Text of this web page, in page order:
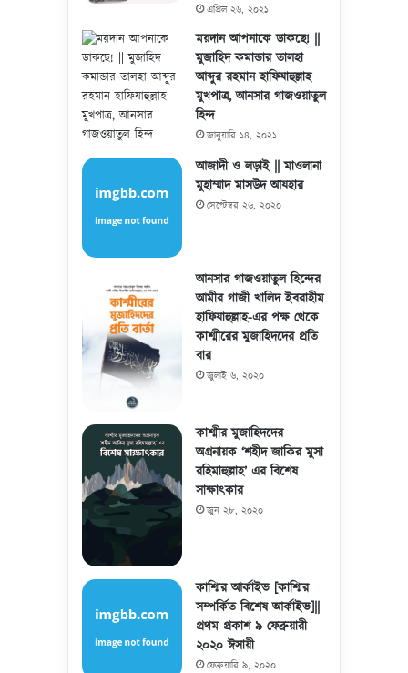
এপ্রিল ২৬, ২০২১
ময়দান আপনাকে ডাকছে! ||
মুজাহিদ কমান্ডার তালহা
আব্দুর রহমান হাফিযাহুল্লাহ
মুখপাত্র, আনসার গাজওয়াতুল
হিন্দ
জানুয়ারি ১৪, ২০২১
আজাদী ও লড়াই || মাওলানা
মুহাম্মাদ মাসউদ আযহার
সেপ্টেম্বর ২৬, ২০২০
আনসার গাজওয়াতুল হিন্দের
আমীর গাজী খালিদ ইবরাহীম
হাফিযাহুল্লাহ-এর পক্ষ থেকে
কাশ্মীরের মুজাহিদদের প্রতি
বার
জুলাই ৬, ২০২০
কাশ্মীর মুজাহিদদের
অগ্রনায়ক ‘শহীদ জাকির মুসা
রহিমাহুল্লাহ’ এর বিশেষ
সাক্ষাৎকার
জুন ২৮, ২০২০
কাশ্মির আর্কাইভ [কাশ্মির
সম্পর্কিত বিশেষ আর্কাইভ]||
প্রথম প্রকাশ ৯ ফেব্রুয়ারী
২০২০ ঈসায়ী
ফেব্রুয়ারি ৯, ২০২০